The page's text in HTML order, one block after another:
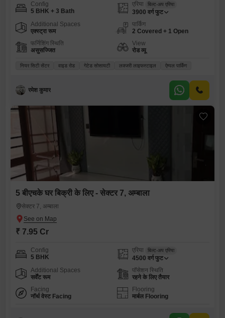
Config
5 BHK + 3 Bath
एरिया बिल्ट-अप एरिया
3900 वर्ग फुट
Additional Spaces
एक्स्ट्रा रूम
पार्किंग
2 Covered + 1 Open
फर्निशिंग स्थिति
असुसज्जित
View
रोड व्यू
नियर सिटी सेंटर वाइड रोड गेटेड सोसायटी लक्जरी लाइफस्टाइल ऐम्पल पार्किंग
रमेश कुमार
5 बीएचके घर बिक्री के लिए - सेक्टर 7, अम्बाला
सेक्टर 7, अम्बाला
₹ 7.95 Cr
Config
5 BHK
एरिया बिल्ट-अप एरिया
4500 वर्ग फुट
Additional Spaces
सर्वेंट रूम
पॉसेशन स्थिति
रहने के लिए तैयार
Facing
नॉर्थ वेस्ट Facing
Flooring
मार्बल Flooring